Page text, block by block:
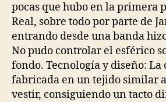
pocas que hubo en la primera
Real, sobre todo por parte de
entrando desde una banda
No pudo controlar el esférico
fondo. Tecnología y diseño: La
fabricada en un tejido similar
vestir, consiguiendo un tacto